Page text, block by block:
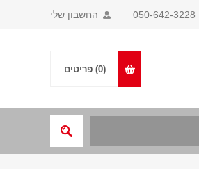
החשבון שלי 050-642-3228
(0) פריטים